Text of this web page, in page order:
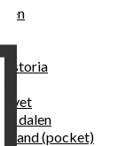
livet
dalen
land (pocket)